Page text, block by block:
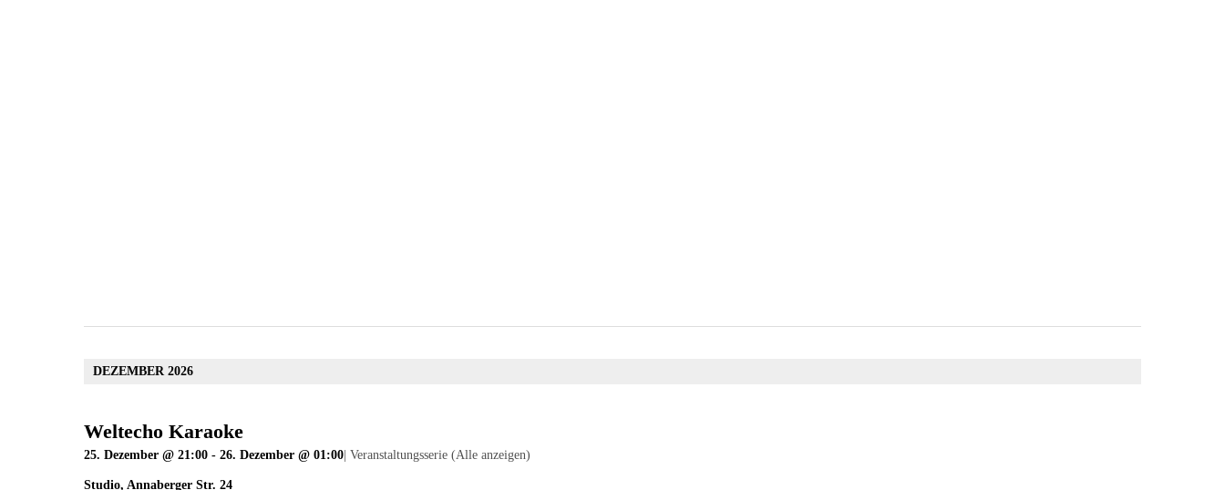
DEZEMBER 2026
Weltecho Karaoke
25. Dezember @ 21:00 - 26. Dezember @ 01:00 Veranstaltungsserie (Alle anzeigen)
Studio, Annaberger Str. 24